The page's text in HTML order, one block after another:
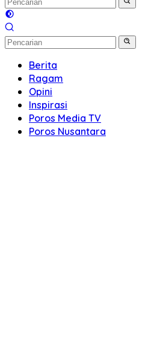
Berita
Ragam
Opini
Inspirasi
Poros Media TV
Poros Nusantara